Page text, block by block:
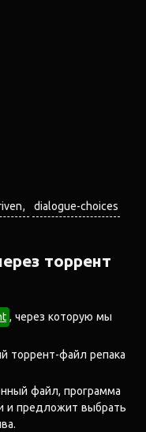
dialogue-choices
торрент
, через которую мы
торрент-файл репака
файл, программа
и предложит выбрать